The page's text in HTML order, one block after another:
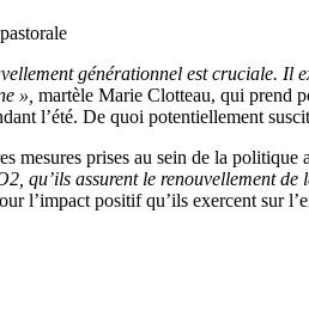
générationnel est cruciale. Il
», martèle Marie Clotteau, qui prend
l’été. De quoi potentiellement
mesures prises au sein de la politique
qu’ils assurent le renouvellement
l’impact positif qu’ils exercent sur